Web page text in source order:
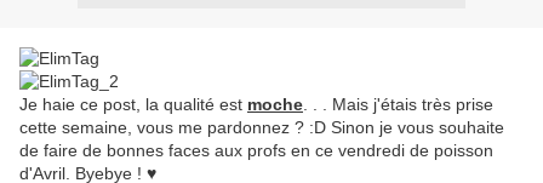
Je haie ce post, la qualité est moche . . . Mais j'étais très prise
cette semaine, vous me pardonnez ? :D Sinon je vous souhaite
de faire de bonnes faces aux profs en ce vendredi de poisson
d'Avril. Byebye ! ♥